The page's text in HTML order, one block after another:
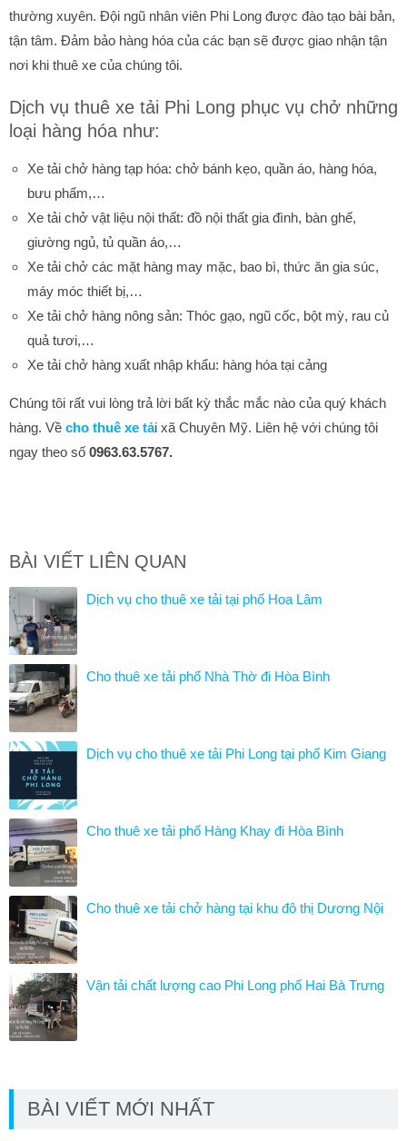
thường xuyên. Đội ngũ nhân viên Phi Long được đào tạo bài bản,
tận tâm. Đảm bảo hàng hóa của các bạn sẽ được giao nhận tận
nơi khi thuê xe của chúng tôi.
Dịch vụ thuê xe tải Phi Long phục vụ chở những
loại hàng hóa như:
Xe tải chở hàng tạp hóa: chở bánh kẹo, quần áo, hàng hóa,
bưu phẩm,…
Xe tải chở vật liệu nội thất: đồ nội thất gia đình, bàn ghế,
giường ngủ, tủ quần áo,…
Xe tải chở các mặt hàng may mặc, bao bì, thức ăn gia súc,
máy móc thiết bị,…
Xe tải chở hàng nông sản: Thóc gạo, ngũ cốc, bột mỳ, rau củ
quả tươi,…
Xe tải chở hàng xuất nhập khẩu: hàng hóa tại cảng
Chúng tôi rất vui lòng trả lời bất kỳ thắc mắc nào của quý khách
hàng. Về cho thuê xe tải xã Chuyên Mỹ. Liên hệ với chúng tôi
ngay theo số 0963.63.5767.
BÀI VIẾT LIÊN QUAN
Dịch vụ cho thuê xe tải tại phố Hoa Lâm
Cho thuê xe tải phố Nhà Thờ đi Hòa Bình
Dịch vụ cho thuê xe tải Phi Long tại phố Kim Giang
Cho thuê xe tải phố Hàng Khay đi Hòa Bình
Cho thuê xe tải chở hàng tại khu đô thị Dương Nội
Vận tải chất lượng cao Phi Long phố Hai Bà Trưng
BÀI VIẾT MỚI NHẤT